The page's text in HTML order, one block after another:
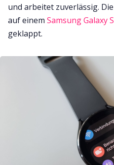
und arbeitet zuverlässig.
auf einem Samsung Galaxy
geklappt.